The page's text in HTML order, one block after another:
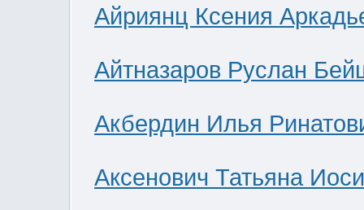
Айриянц Ксения
Айтназаров Руслан
Акбердин Илья
Аксенович Татьяна